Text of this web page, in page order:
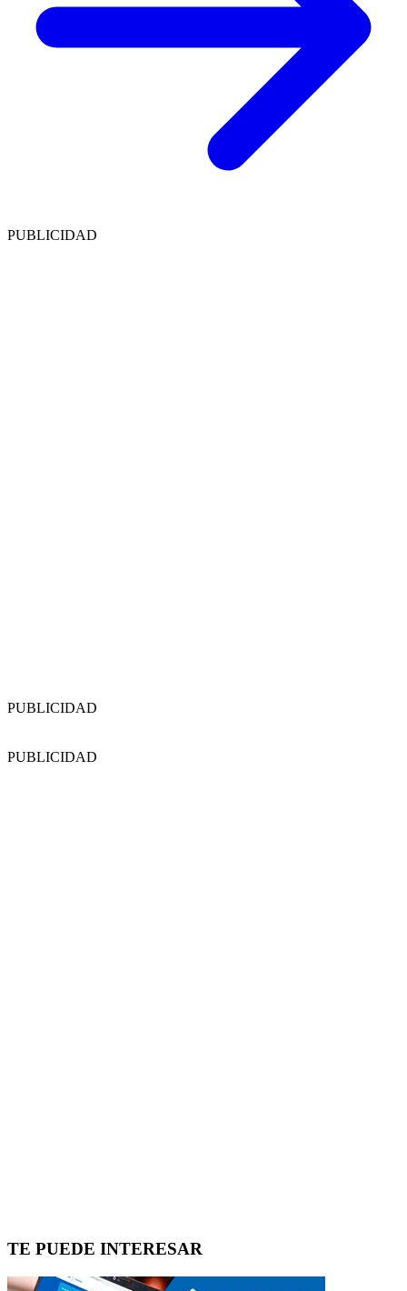
PUBLICIDAD
PUBLICIDAD
PUBLICIDAD
TE PUEDE INTERESAR